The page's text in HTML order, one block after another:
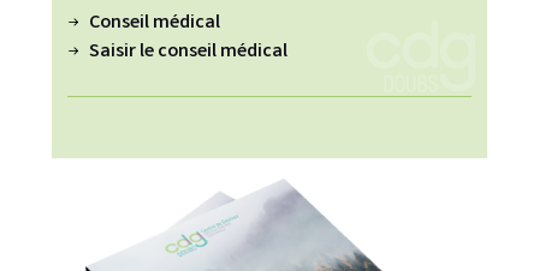
Conseil médical
Saisir le conseil médical